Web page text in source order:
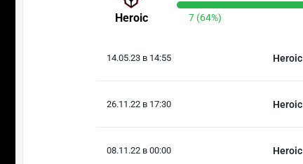
Heroic 7 (64%)
14.05.23 в 14:55 Heroic
26.11.22 в 17:30 Heroic
08.11.22 в 00:00 Heroic